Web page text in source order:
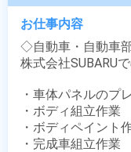
お仕事内容
◇自動車・自動車
株式会社SUBARU
・車体パネルのプ
・ボディ組立作業
・ボディペイント
・完成車組立作業